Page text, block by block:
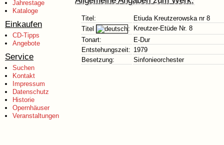
Jahrestage
Kataloge
Einkaufen
CD-Tipps
Angebote
Service
Suchen
Kontakt
Impressum
Datenschutz
Historie
Opernhäuser
Veranstaltungen
Titel:
Etiuda Kreutzerowska nr 8
Titel
:
Kreutzer-Etüde Nr. 8
Tonart:
E-Dur
Entstehungszeit: 1979
Besetzung:
Sinfonieorchester